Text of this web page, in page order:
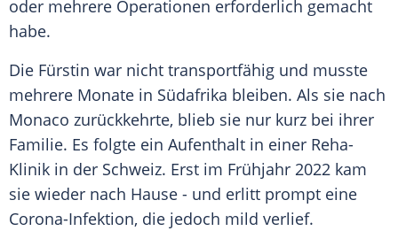
oder mehrere Operationen erforderlich gemacht
habe.
Die Fürstin war nicht transportfähig und musste
mehrere Monate in Südafrika bleiben. Als sie nach
Monaco zurückkehrte, blieb sie nur kurz bei ihrer
Familie. Es folgte ein Aufenthalt in einer Reha-
Klinik in der Schweiz. Erst im Frühjahr 2022 kam
sie wieder nach Hause - und erlitt prompt eine
Corona-Infektion, die jedoch mild verlief.